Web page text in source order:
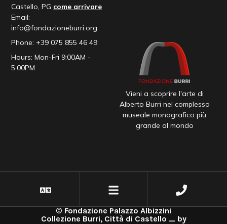
Vieni a scoprire l'arte di
Alberto Burri nel complesso
museale monografico più
grande al mondo
Castello, PG come arrivare
Email:
info@fondazioneburri.org
Phone: +39 075 855 46 49
Hours: Mon-Fri 9:00AM -
5:00PM
© Fondazione Palazzo Albizzini
Collezione Burri, Città di Castello _ by